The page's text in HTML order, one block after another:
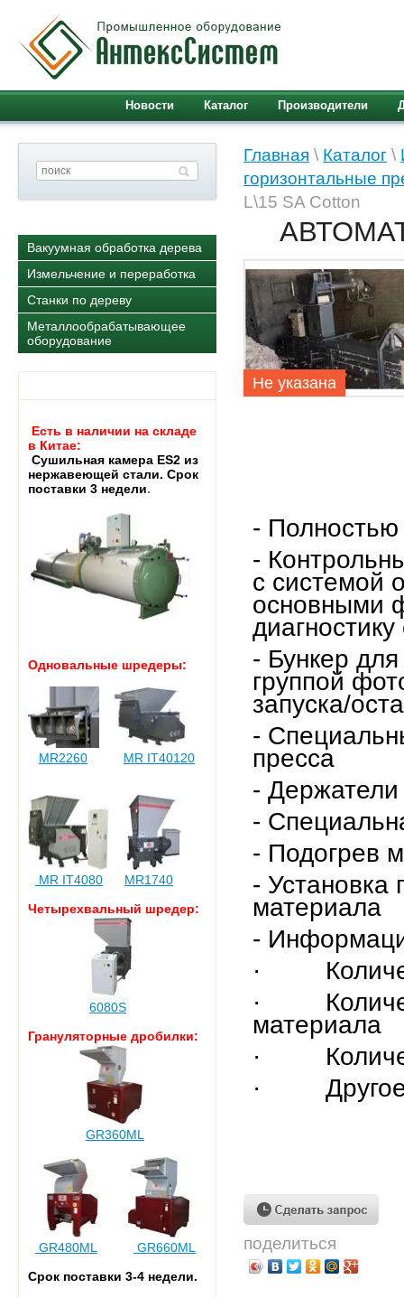
Новости Каталог Производители
Вакуумная обработка дерева
Измельчение и переработка
Станки по дереву
Металлообрабатывающее
оборудование
Есть в наличии на складе
в Китае:
Cушильная камера ES2 из
нержавеющей стали. Срок
поставки 3 недели.
Одновальные шредеры:
MR2260 MR IT40120
MR IT4080
MR1740
Четырехвальный шредер:
6080S
Грануляторные дробилки:
GR360ML
GR480ML
GR660ML
Срок поставки 3-4 недели.
Главная \ Каталог \
горизонтальные
L\15 SA Cotton
Не указана
- Полностью
-
с системой
основными
- Бункер
группой
запуска/
-
пресса
-
-
- Подогрев
- Установка
материала
-
·
·
материала
·
·
поделиться